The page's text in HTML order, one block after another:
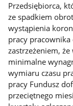
Przedsiębiorca,
ze spadkiem
wystąpienia
pracy pracownika
zastrzeżeniem,
minimalne
wymiaru czasu
pracy Fundusz
przeciętnego